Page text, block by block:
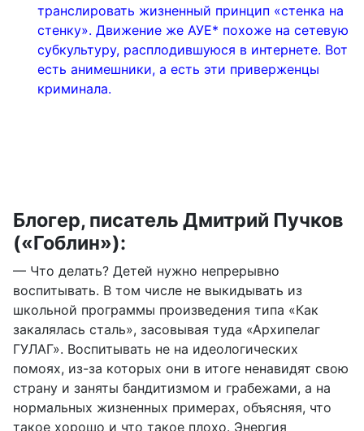
транслировать жизненный принцип «стенка на
стенку». Движение же АУЕ* похоже на сетевую
субкультуру, расплодившуюся в интернете. Вот
есть анимешники, а есть эти приверженцы
криминала.
Блогер, писатель Дмитрий Пучков
(«Гоблин»):
— Что делать? Детей нужно непрерывно
воспитывать. В том числе не выкидывать из
школьной программы произведения типа «Как
закалялась сталь», засовывая туда «Архипелаг
ГУЛАГ». Воспитывать не на идеологических
помоях, из-за которых они в итоге ненавидят свою
страну и заняты бандитизмом и грабежами, а на
нормальных жизненных примерах, объясняя, что
такое хорошо и что такое плохо. Энергия